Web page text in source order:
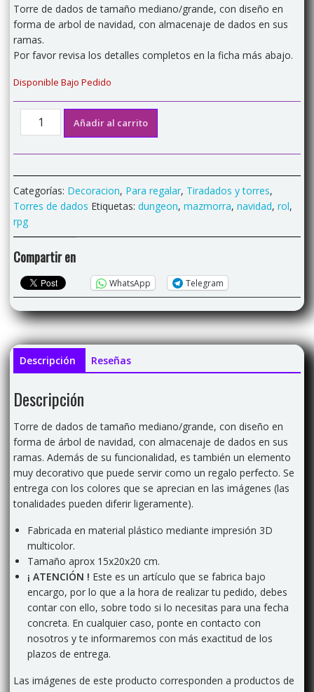
Torre de dados de tamaño mediano/grande, con diseño en
forma de arbol de navidad, con almacenaje de dados en sus
ramas.
Por favor revisa los detalles completos en la ficha más abajo.
Disponible Bajo Pedido
Torre
Navidad"
cantidad
Añadir al carrito
Categorías: Decoracion, Para regalar, Tiradados y torres,
Torres de dados Etiquetas: dungeon, mazmorra, navidad, rol,
rpg
Compartir en
WhatsApp Telegram
Descripción Reseñas
Descripción
Torre de dados de tamaño mediano/grande, con diseño en
forma de árbol de navidad, con almacenaje de dados en sus
ramas. Además de su funcionalidad, es también un elemento
muy decorativo que puede servir como un regalo perfecto. Se
entrega con los colores que se aprecian en las imágenes (las
tonalidades pueden diferir ligeramente).
Fabricada en material plástico mediante impresión 3D
multicolor.
Tamaño aprox 15x20x20 cm.
¡ ATENCIÓN ! Este es un artículo que se fabrica bajo
encargo, por lo que a la hora de realizar tu pedido, debes
contar con ello, sobre todo si lo necesitas para una fecha
concreta. En cualquier caso, ponte en contacto con
nosotros y te informaremos con más exactitud de los
plazos de entrega.
Las imágenes de este producto corresponden a productos de